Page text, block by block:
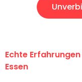
Echte
Essen